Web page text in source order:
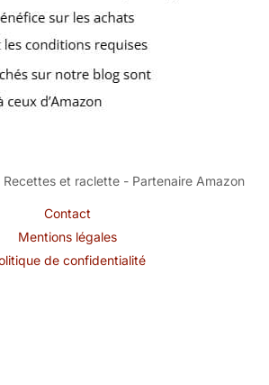
et raclette - Partenaire Amazon
Contact
Mentions légales
de confidentialité